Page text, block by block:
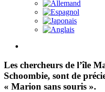
Image
Les chercheurs de l’île
Schoombie, sont de
« Marion sans souris ».